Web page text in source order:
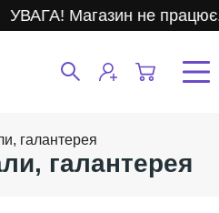
Магазин не працює.
галантерея
галантерея